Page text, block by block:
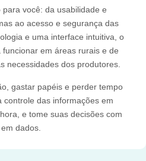
você: da usabilidade e
ao acesso e segurança das
e uma interface intuitiva, o
em áreas rurais e de
necessidades dos produtores.
gastar papéis e perder tempo
controle das informações em
e tome suas decisões com
dados.